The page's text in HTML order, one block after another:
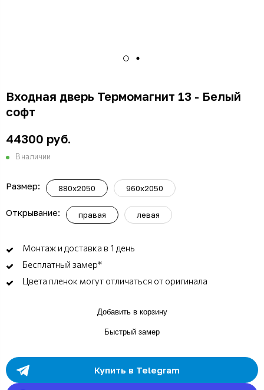
Входная дверь Термомагнит 13 - Белый
софт
44300 руб.
В наличии
Размер: 880x2050 960x2050
Открывание: правая левая
Монтаж и доставка в 1 день
Бесплатный замер*
Цвета пленок могут отличаться от оригинала
Добавить в корзину
Быстрый замер
Купить в Telegram